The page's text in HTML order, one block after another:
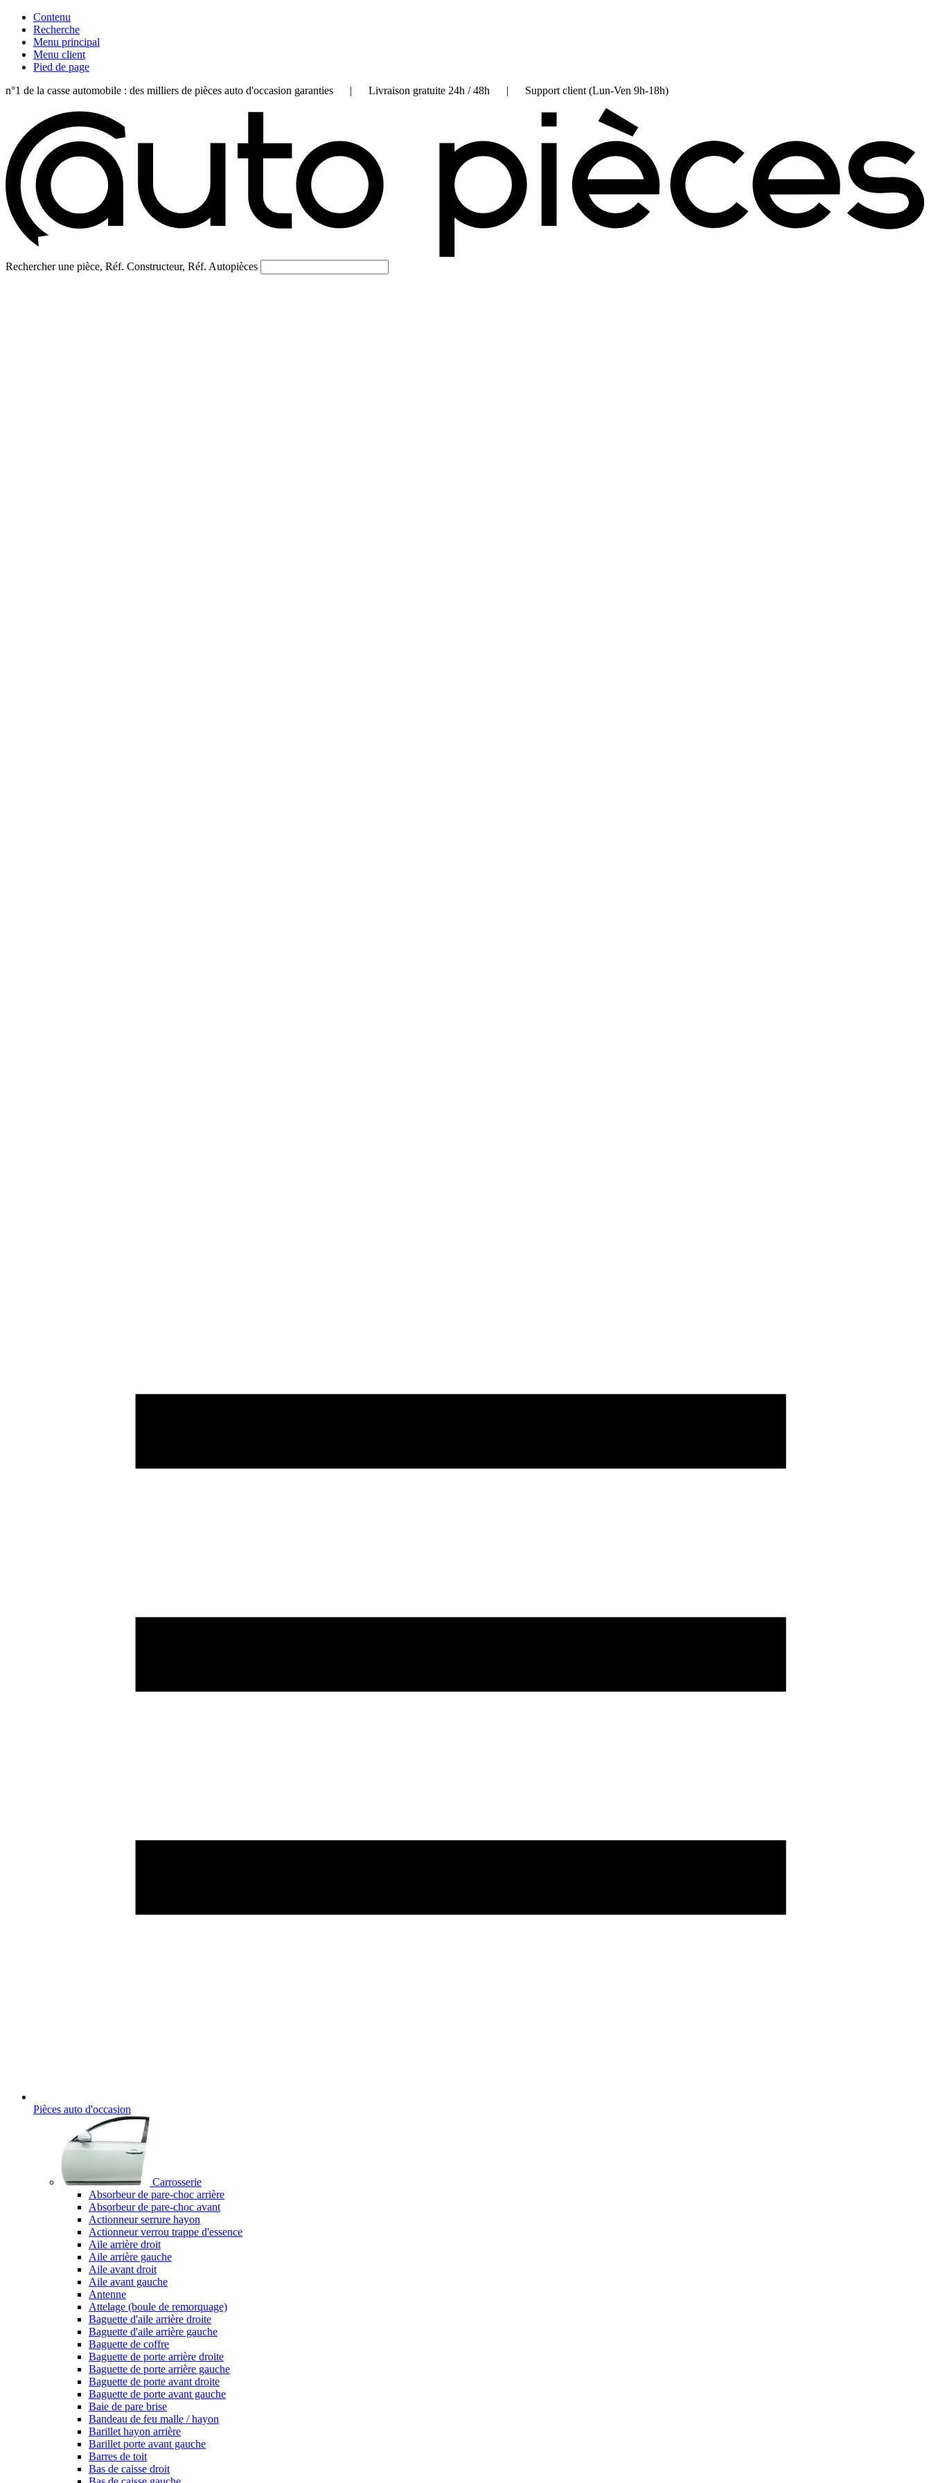
Contenu
Recherche
Menu principal
Menu client
Pied de page
n°1 de la casse automobile : des milliers de pièces auto d'occasion garanties | Livraison gratuite 24h / 48h | Support client (Lun-Ven 9h-18h)
Rechercher une pièce, Réf. Constructeur, Réf. Autopièces
Pièces auto d'occasion
Carrosserie
Absorbeur de pare-choc arrière
Absorbeur de pare-choc avant
Actionneur serrure hayon
Actionneur verrou trappe d'essence
Aile arrière droit
Aile arrière gauche
Aile avant droit
Aile avant gauche
Antenne
Attelage (boule de remorquage)
Baguette d'aile arrière droite
Baguette d'aile arrière gauche
Baguette de coffre
Baguette de porte arrière droite
Baguette de porte arrière gauche
Baguette de porte avant droite
Baguette de porte avant gauche
Baie de pare brise
Bandeau de feu malle / hayon
Barillet hayon arrière
Barillet porte avant gauche
Barres de toit
Bas de caisse droit